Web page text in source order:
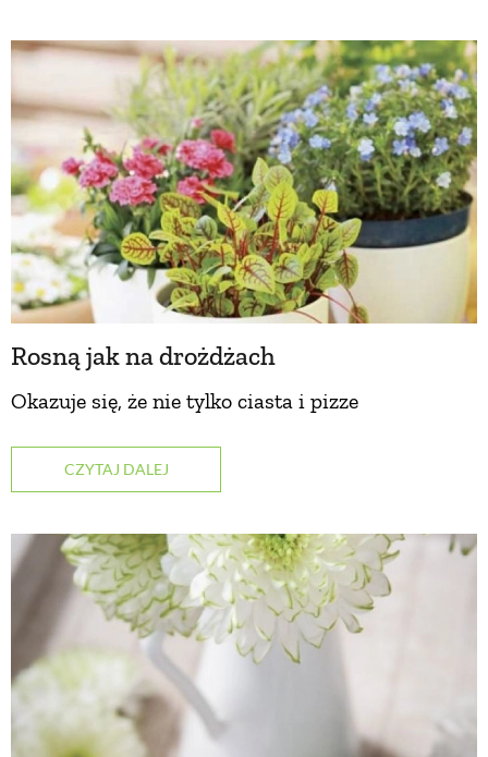
Rosną jak na drożdżach
Okazuje się, że nie tylko ciasta i pizze
CZYTAJ DALEJ